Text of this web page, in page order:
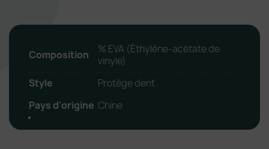
Composition
% EVA (Éthylène-acétate de
vinyle)
Style
Protège dent
Pays d'origine Chine